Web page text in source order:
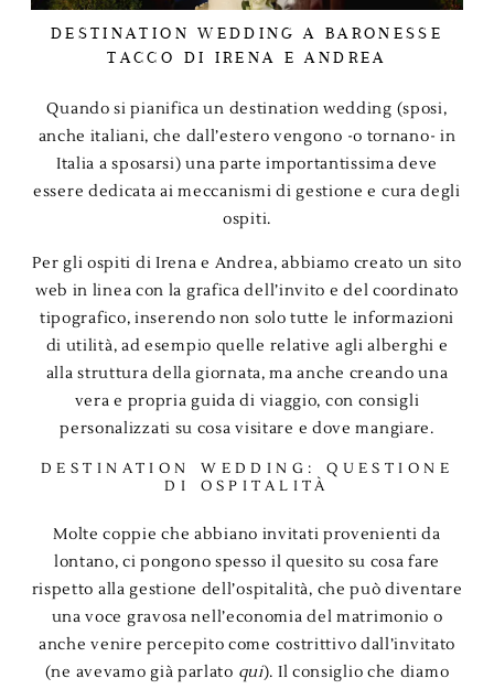
DESTINATION WEDDING A BARONESSE
TACCO DI IRENA E ANDREA
Quando si pianifica un destination wedding (sposi,
anche italiani, che dall’estero vengono -o tornano- in
Italia a sposarsi) una parte importantissima deve
essere dedicata ai meccanismi di gestione e cura degli
ospiti.
Per gli ospiti di Irena e Andrea, abbiamo creato un sito
web in linea con la grafica dell’invito e del coordinato
tipografico, inserendo non solo tutte le informazioni
di utilità, ad esempio quelle relative agli alberghi e
alla struttura della giornata, ma anche creando una
vera e propria guida di viaggio, con consigli
personalizzati su cosa visitare e dove mangiare.
DESTINATION WEDDING: QUESTIONE
DI OSPITALITÀ
Molte coppie che abbiano invitati provenienti da
lontano, ci pongono spesso il quesito su cosa fare
rispetto alla gestione dell’ospitalità, che può diventare
una voce gravosa nell’economia del matrimonio o
anche venire percepito come costrittivo dall’invitato
(ne avevamo già parlato qui). Il consiglio che diamo